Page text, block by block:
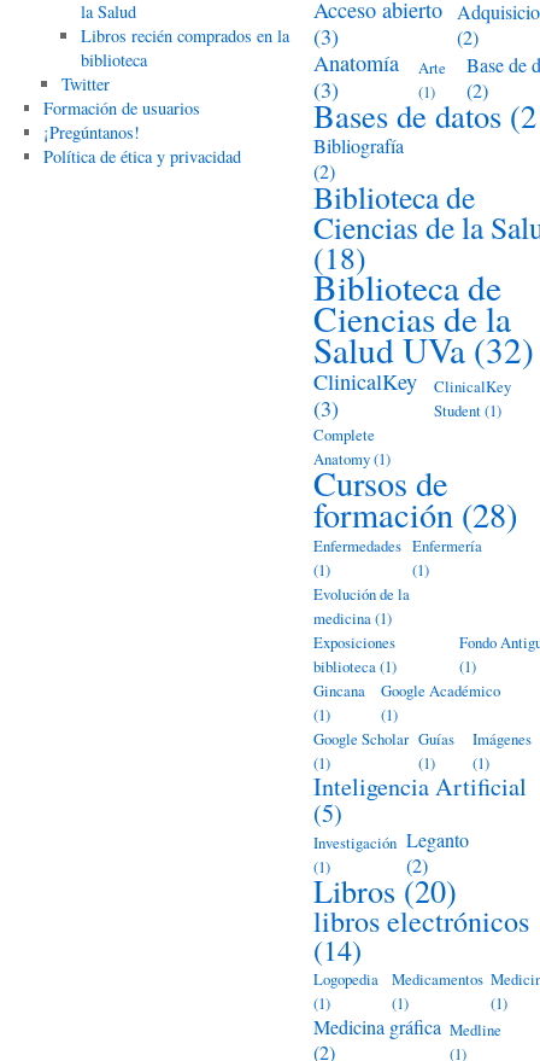
la Salud
Libros recién comprados en la
biblioteca
Twitter
Formación de usuarios
¡Pregúntanos!
Política de ética y privacidad
Acceso abierto
(3)
(2)
Anatomía
(3)
Arte
(1)
Base de
(2)
Bases de datos
Bibliografía
(2)
Biblioteca de
Ciencias de la
(18)
Biblioteca de
Ciencias de la
Salud UVa (32)
ClinicalKey
(3)
ClinicalKey
Student(1)
Complete
Anatomy(1)
Cursos de
formación (28)
Enfermedades
(1)
Enfermería
(1)
Evolución de la
medicina(1)
Exposiciones
biblioteca(1)
Fondo
(1)
Gincana
(1)
Google Académico
(1)
Google Scholar
(1)
Guías
(1)
Imágenes
(1)
Inteligencia Artificial
(5)
Investigación
(1)
Leganto
(2)
Libros (20)
libros electrónicos
(14)
Logopedia
(1)
Medicamentos
(1)
(1)
Medicina gráfica
(2)
Medline
(1)